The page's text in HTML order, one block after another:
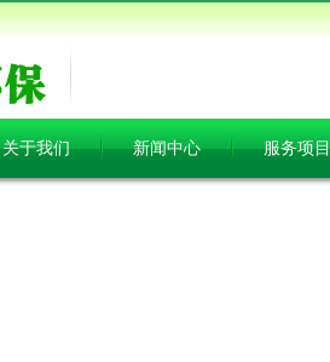
关于我们 新闻中心 服务项目